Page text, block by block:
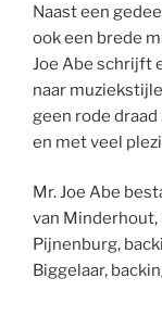
Naast een
ook een brede
Joe Abe schrijft
naar
geen rode draad
en met veel
Mr. Joe Abe
van Minderhout,
Pijnenburg,
Biggelaar,